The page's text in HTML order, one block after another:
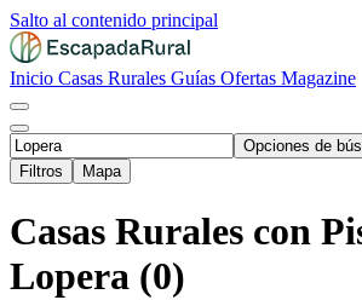
Salto al contenido principal
Inicio Casas Rurales Guías Ofertas Magazine
Opciones de
Filtros
Mapa
Casas Rurales con
Lopera (0)